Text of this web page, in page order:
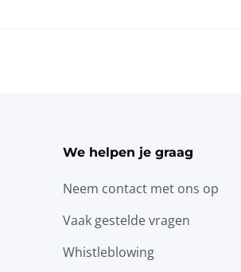
We helpen je graag
Neem contact met ons op
Vaak gestelde vragen
Whistleblowing